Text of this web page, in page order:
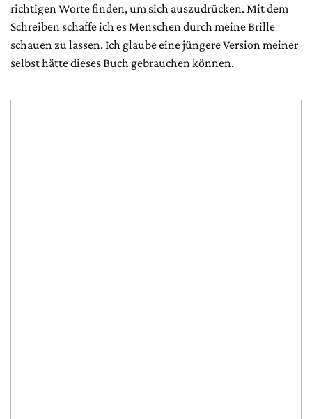
richtigen Worte finden, um sich auszudrücken. Mit dem
Schreiben schaffe ich es Menschen durch meine Brille
schauen zu lassen. Ich glaube eine jüngere Version meiner
selbst hätte dieses Buch gebrauchen können.